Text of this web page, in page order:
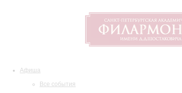
Афиша
Все события